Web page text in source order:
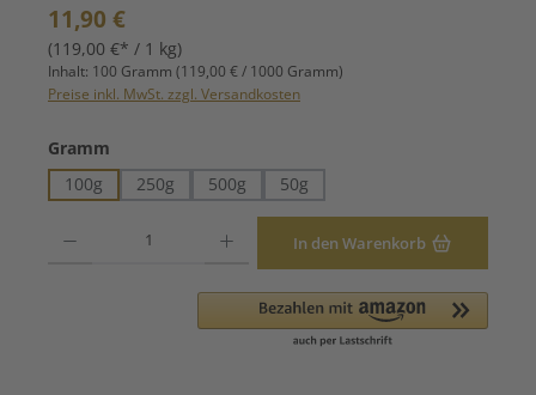
Regulärer Preis:
11,90 €
(119,00 €* / 1 kg)
Inhalt: 100 Gramm (119,00 € / 1000 Gramm)
Preise inkl. MwSt. zzgl. Versandkosten
Gramm
100g
250g 500g 50g
In den Warenkorb